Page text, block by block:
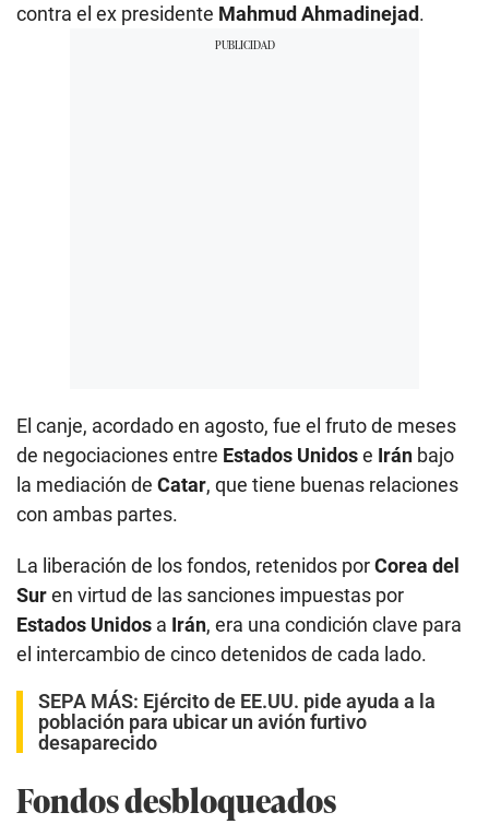
contra el ex presidente Mahmud Ahmadinejad.
El canje, acordado en agosto, fue el fruto de meses
de negociaciones entre Estados Unidose Irán bajo
la mediación de Catar, que tiene buenas relaciones
con ambas partes.
La liberación de los fondos, retenidos porCorea del
Suren virtud de las sanciones impuestas por
Estados Unidos a Irán, era una condición clave para
el intercambio de cinco detenidos de cada lado.
SEPA MÁS: Ejército de EE.UU. pide ayuda a la
población para ubicar un avión furtivo
desaparecido
Fondos desbloqueados